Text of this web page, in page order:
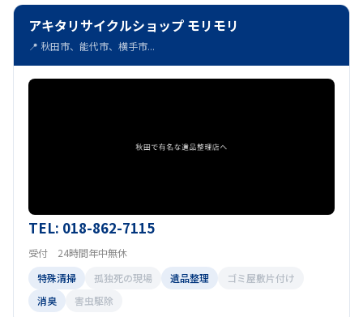
アキタリサイクルショップ モリモリ
📍 秋田市、能代市、横手市...
TEL: 018-862-7115
受付 24時間年中無休
特殊清掃
孤独死の現場 遺品整理
ゴミ屋敷片付け
消臭
害虫駆除